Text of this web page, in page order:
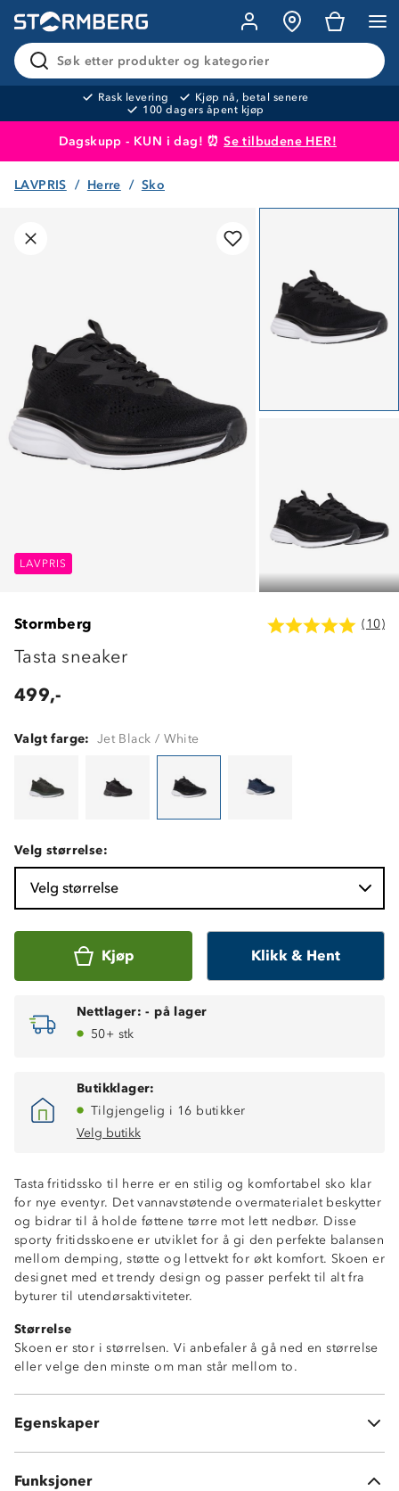
Søk etter produkter og kategorier
Rask levering
Kjøp nå, betal senere
100 dagers åpent kjøp
Dagskupp - KUN i dag! ⏰Se tilbudene HER!
Produktet er lagt i handlekurven
LAVPRIS Herre Sko
LAVPRIS
LAVPRIS
Stormberg (10)
Tasta sneaker
499,-
Valgt farge: Jet Black / White
Velg størrelse:
Velg størrelse
Kjøp Klikk & Hent
Nettlager: - på lager
50+ stk
Butikklager:
Tilgjengelig i 16 butikker
Velg butikk
Tasta fritidssko til herre er en stilig og komfortabel sko klar
for nye eventyr. Det vannavstøtende overmaterialet beskytter
og bidrar til å holde føttene tørre mot lett nedbør. Disse
sporty fritidsskoene er utviklet for å gi den perfekte balansen
mellom demping, støtte og lettvekt for økt komfort. Skoen er
designet med et trendy design og passer perfekt til alt fra
byturer til utendørsaktiviteter.
Størrelse
Skoen er stor i størrelsen. Vi anbefaler å gå ned en størrelse
eller velge den minste om man står mellom to.
Egenskaper
Lettvekt
Vannavstøtende
Myk og komfortabel
Funksjoner